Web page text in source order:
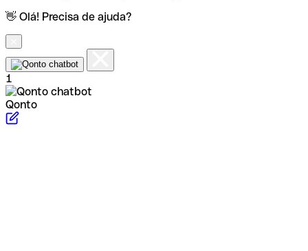
👋 Olá! Precisa de ajuda?
1
Qonto